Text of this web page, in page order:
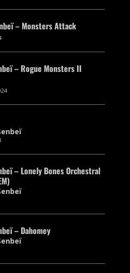
– Monsters Attack
– Rogue Monsters II
– Lonely Bones Orchestral
– Dahomey